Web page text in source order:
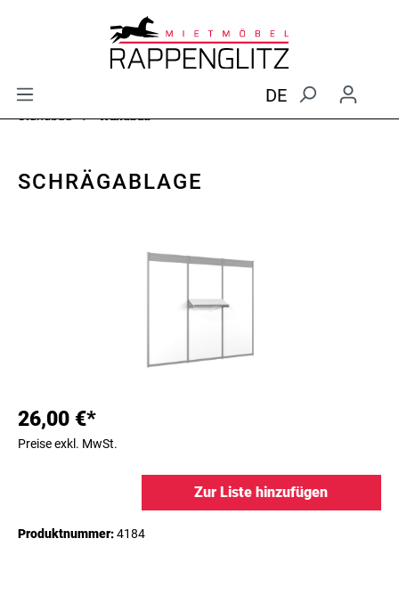
DE
Standbau Wandbau
SCHRÄGABLAGE
26,00 €*
Preise exkl. MwSt.
Zur Liste hinzufügen
Produktnummer:4184